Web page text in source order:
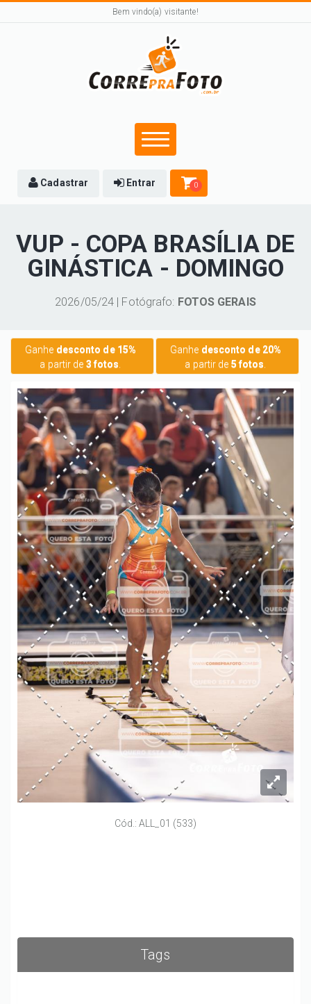
Bem vindo(a) visitante!
Cadastrar Entrar 0
VUP - COPA BRASÍLIA DE
GINÁSTICA - DOMINGO
2026/05/24 | Fotógrafo: FOTOS GERAIS
Ganhe desconto de 15%
a partir de 3 fotos
Ganhe desconto de 20%
a partir de 5 fotos
Cód.: ALL_01 (533)
Tags